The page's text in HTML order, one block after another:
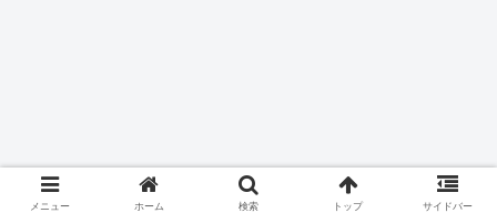
メニュー ホーム 検索 トップ サイドバー